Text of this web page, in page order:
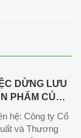
DỪNG LƯU
PHẨM CỦ
hệ: Công ty Cổ
và Thương